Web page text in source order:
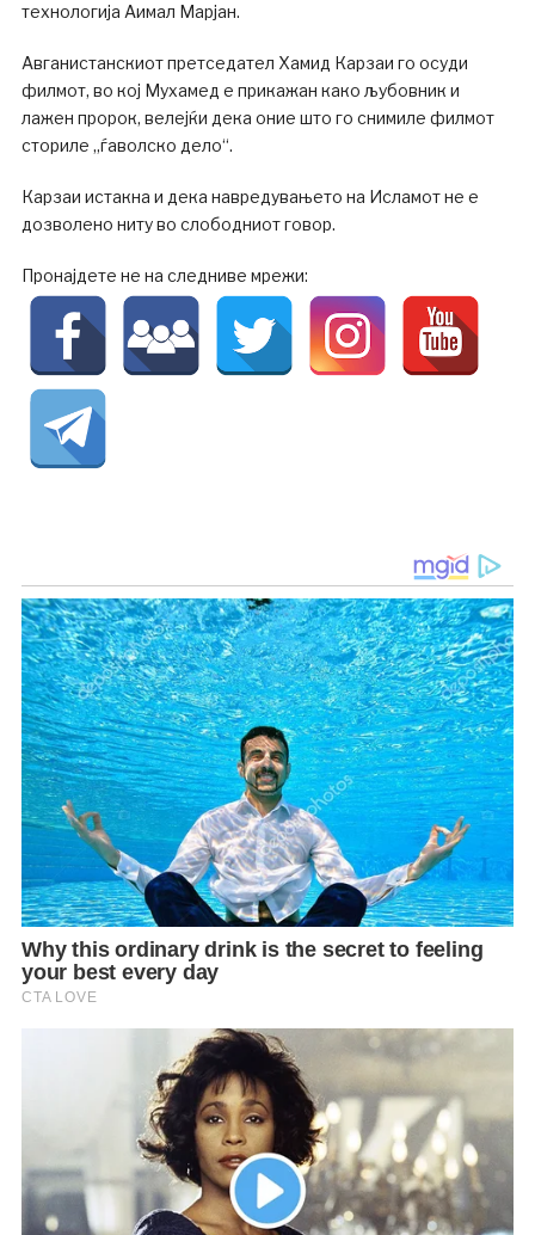
технологија Аимал Марјан.
Авганистанскиот претседател Хамид Карзаи го осуди
филмот, во кој Мухамед е прикажан како љубовник и
лажен пророк, велејќи дека оние што го снимиле филмот
сториле „ѓаволско дело“.
Карзаи истакна и дека навредувањето на Исламот не е
дозволено ниту во слободниот говор.
Пронајдете не на следниве мрежи: